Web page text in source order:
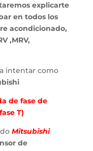
explicarte
en todos los
acondicionado,
,MRV,
intentar como
de fase de
T)
Mitsubishi
de